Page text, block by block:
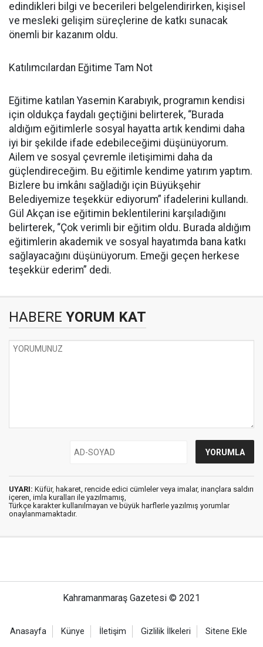
edindikleri bilgi ve becerileri belgelendirirken, kişisel
ve mesleki gelişim süreçlerine de katkı sunacak
önemli bir kazanım oldu.
Katılımcılardan Eğitime Tam Not
Eğitime katılan Yasemin Karabıyık, programın kendisi
için oldukça faydalı geçtiğini belirterek, “Burada
aldığım eğitimlerle sosyal hayatta artık kendimi daha
iyi bir şekilde ifade edebileceğimi düşünüyorum.
Ailem ve sosyal çevremle iletişimimi daha da
güçlendireceğim. Bu eğitimle kendime yatırım yaptım.
Bizlere bu imkânı sağladığı için Büyükşehir
Belediyemize teşekkür ediyorum” ifadelerini kullandı.
Gül Akçan ise eğitimin beklentilerini karşıladığını
belirterek, “Çok verimli bir eğitim oldu. Burada aldığım
eğitimlerin akademik ve sosyal hayatımda bana katkı
sağlayacağını düşünüyorum. Emeği geçen herkese
teşekkür ederim” dedi.
HABERE YORUM KAT
UYARI: Küfür, hakaret, rencide edici cümleler veya imalar, inançlara saldırı
içeren, imla kuralları ile yazılmamış,
Türkçe karakter kullanılmayan ve büyük harflerle yazılmış yorumlar
onaylanmamaktadır.
Kahramanmaraş Gazetesi © 2021
Anasayfa Künye İletişim Gizlilik İlkeleri Sitene Ekle